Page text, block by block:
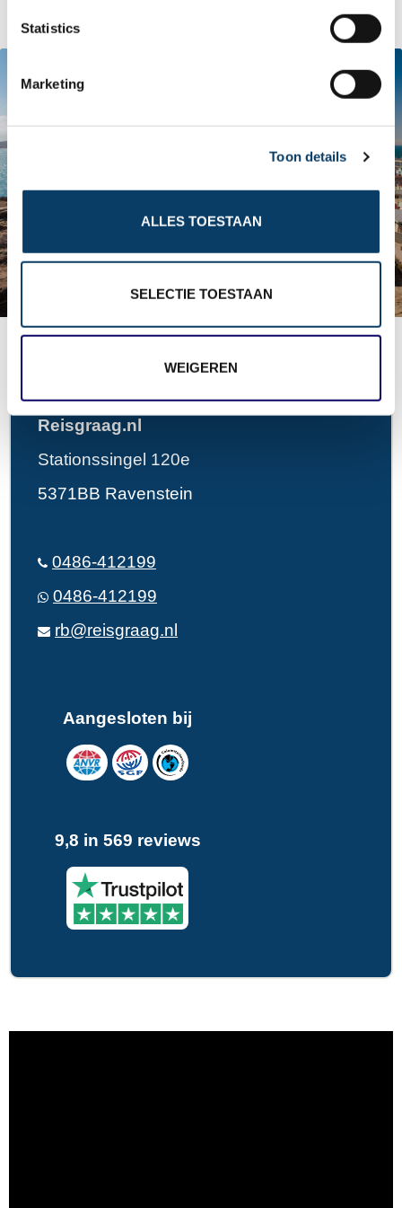
S
e
i
o
n
Statistics
Marketing
Toon details
ALLES TOESTAAN
SELECTIE TOESTAAN
WEIGEREN
De havenstad Luderitz
Reisgraag.nl
Stationssingel 120e
5371BB Ravenstein
0486-412199
0486-412199
rb@reisgraag.nl
Aangesloten bij
9,8 in 569 reviews